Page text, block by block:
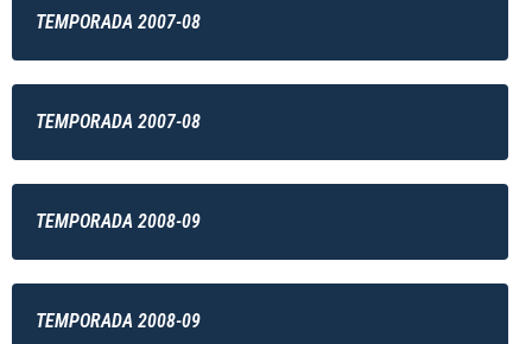
TEMPORADA 2007-08
TEMPORADA 2007-08
TEMPORADA 2008-09
TEMPORADA 2008-09